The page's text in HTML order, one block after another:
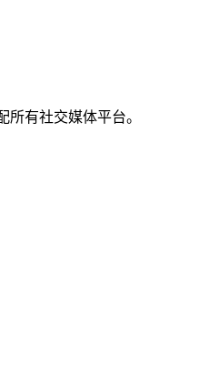
所有社交媒体平台。